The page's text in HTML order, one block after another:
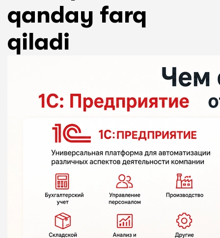
qanday farq
qiladi